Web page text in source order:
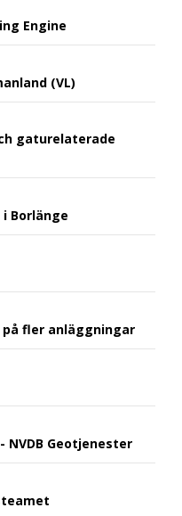
Engine
(VL)
gaturelaterade
Borlänge
fler anläggningar
NVDB Geotjenester